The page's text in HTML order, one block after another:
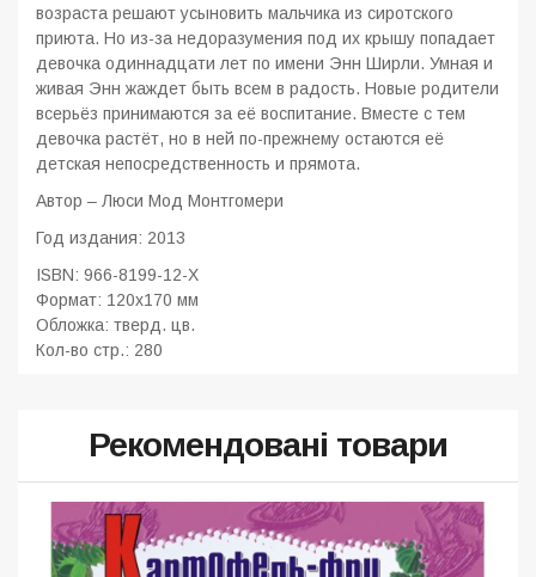
возраста решают усыновить мальчика из сиротского
приюта. Но из-за недоразумения под их крышу попадает
девочка одиннадцати лет по имени Энн Ширли. Умная и
живая Энн жаждет быть всем в радость. Новые родители
всерьёз принимаются за её воспитание. Вместе с тем
девочка растёт, но в ней по-прежнему остаются её
детская непосредственность и прямота.
Автор – Люси Мод Монтгомери
Год издания: 2013
ISBN: 966-8199-12-Х
Формат: 120x170 мм
Обложка: тверд. цв.
Кол-во стр.: 280
Рекомендовані товари